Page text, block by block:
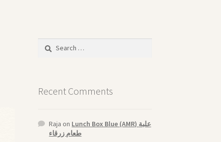
Search
Recent Comments
Raja on Lunch Box Blue (AMR) علبة
طعام زرقاء